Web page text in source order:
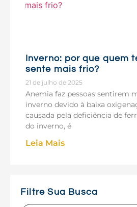
Inverno: por que quem
sente mais frio?
21 de julho de 2025
Anemia faz pessoas sentirem
inverno devido à baixa
causada pela deficiência de
do inverno, é
Leia Mais
Filtre Sua Busca